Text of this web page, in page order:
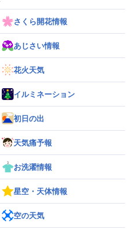
さくら開花情報
あじさい情報
花火天気
イルミネーション
初日の出
天気痛予報
お洗濯情報
星空・天体情報
空の天気